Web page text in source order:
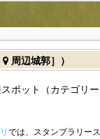
周辺城郭］）
ポット（カテゴリ
では、スタンプラリー